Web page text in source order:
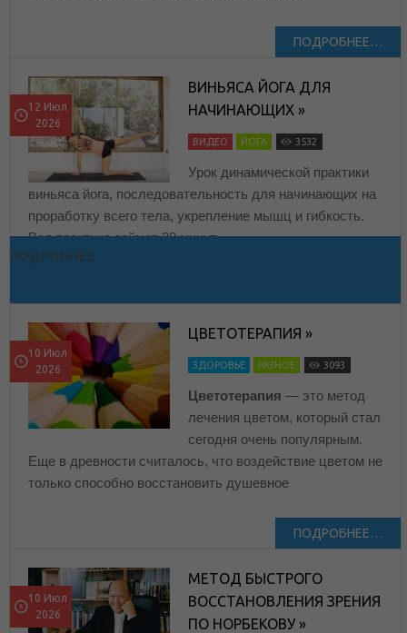
ПОДРОБНЕЕ…
12 Июл
2026
ВИНЬЯСА ЙОГА ДЛЯ
НАЧИНАЮЩИХ »
ВИДЕО ЙОГА 3532
Урок динамической практики
виньяса йога, последовательность для начинающих на
проработку всего тела, укрепление мышц и гибкость.
Вся практика займет 30 минут.
ПОДРОБНЕЕ…
10 Июл
2026
ЦВЕТОТЕРАПИЯ »
ЗДОРОВЬЕ РАЗНОЕ 3093
Цветотерапия — это метод
лечения цветом, который стал
сегодня очень популярным.
Еще в древности считалось, что воздействие цветом не
только способно восстановить душевное
ПОДРОБНЕЕ…
10 Июл
2026
МЕТОД БЫСТРОГО
ВОССТАНОВЛЕНИЯ ЗРЕНИЯ
ПО НОРБЕКОВУ »